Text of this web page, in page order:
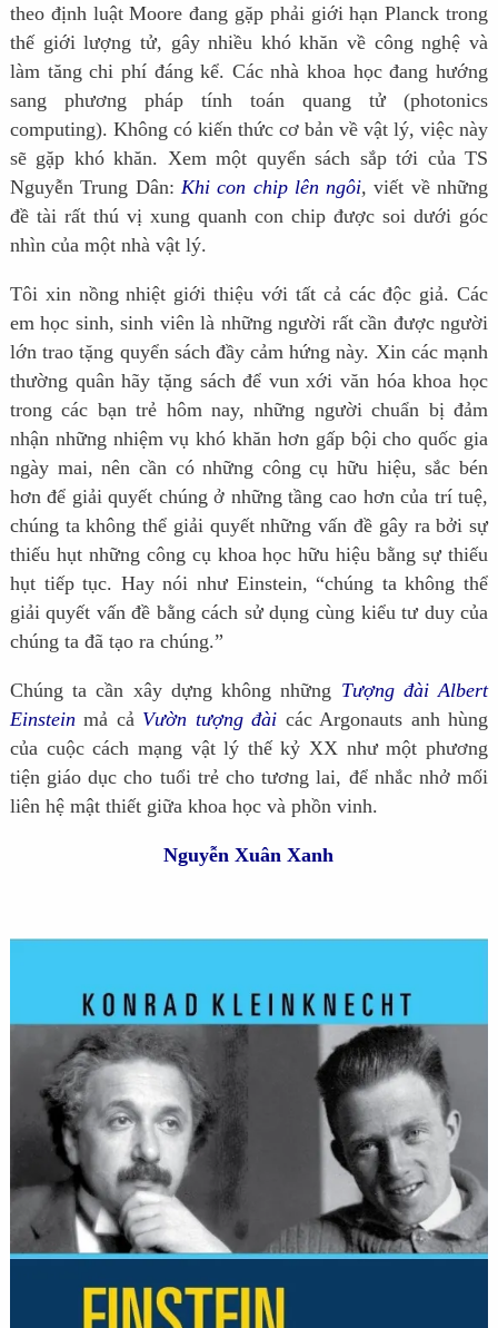
theo định luật Moore đang gặp phải giới hạn Planck trong
thế giới lượng tử, gây nhiều khó khăn về công nghệ và
làm tăng chi phí đáng kể. Các nhà khoa học đang hướng
sang phương pháp tính toán quang tử (photonics
computing). Không có kiến thức cơ bản về vật lý, việc này
sẽ gặp khó khăn. Xem một quyển sách sắp tới của TS
Nguyễn Trung Dân: Khi con chip lên ngôi,viết về những
đề tài rất thú vị xung quanh con chip được soi dưới góc
nhìn của một nhà vật lý.
Tôi xin nồng nhiệt giới thiệu với tất cả các độc giả. Các
em học sinh, sinh viên là những người rất cần được người
lớn trao tặng quyển sách đầy cảm hứng này. Xin các mạnh
thường quân hãy tặng sách để vun xới văn hóa khoa học
trong các bạn trẻ hôm nay, những người chuẩn bị đảm
nhận những nhiệm vụ khó khăn hơn gấp bội cho quốc gia
ngày mai, nên cần có những công cụ hữu hiệu, sắc bén
hơn để giải quyết chúng ở những tầng cao hơn của trí tuệ,
chúng ta không thể giải quyết những vấn đề gây ra bởi sự
thiếu hụt những công cụ khoa học hữu hiệu bằng sự thiếu
hụt tiếp tục. Hay nói như Einstein, “chúng ta không thể
giải quyết vấn đề bằng cách sử dụng cùng kiểu tư duy của
chúng ta đã tạo ra chúng.”
Chúng ta cần xây dựng không những Tượng đài Albert
Einstein mả cả Vườn tượng đài các Argonauts anh hùng
của cuộc cách mạng vật lý thế kỷ XX như một phương
tiện giáo dục cho tuổi trẻ cho tương lai, để nhắc nhở mối
liên hệ mật thiết giữa khoa học và phồn vinh.
Nguyễn Xuân Xanh